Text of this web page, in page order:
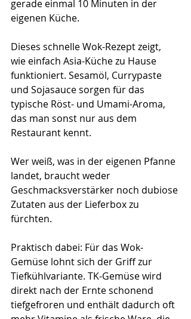
gerade einmal 10 Minuten in der
eigenen Küche.
Dieses schnelle Wok-Rezept zeigt,
wie einfach Asia-Küche zu Hause
funktioniert. Sesamöl, Currypaste
und Sojasauce sorgen für das
typische Röst- und Umami-Aroma,
das man sonst nur aus dem
Restaurant kennt.
Wer weiß, was in der eigenen Pfanne
landet, braucht weder
Geschmacksverstärker noch dubiose
Zutaten aus der Lieferbox zu
fürchten.
Praktisch dabei: Für das Wok-
Gemüse lohnt sich der Griff zur
Tiefkühlvariante. TK-Gemüse wird
direkt nach der Ernte schonend
tiefgefroren und enthält dadurch oft